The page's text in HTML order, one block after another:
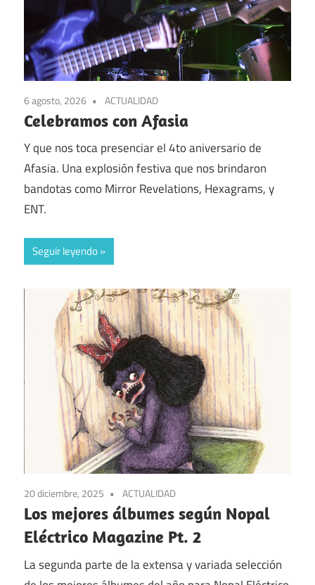
6 agosto, 2026 ACTUALIDAD
Celebramos con Afasia
Y que nos toca presenciar el 4to aniversario de
Afasia. Una explosión festiva que nos brindaron
bandotas como Mirror Revelations, Hexagrams, y
ENT.
Seguir leyendo
20 diciembre, 2025 ACTUALIDAD
Los mejores álbumes según Nopal
Eléctrico Magazine Pt. 2
La segunda parte de la extensa y variada selección